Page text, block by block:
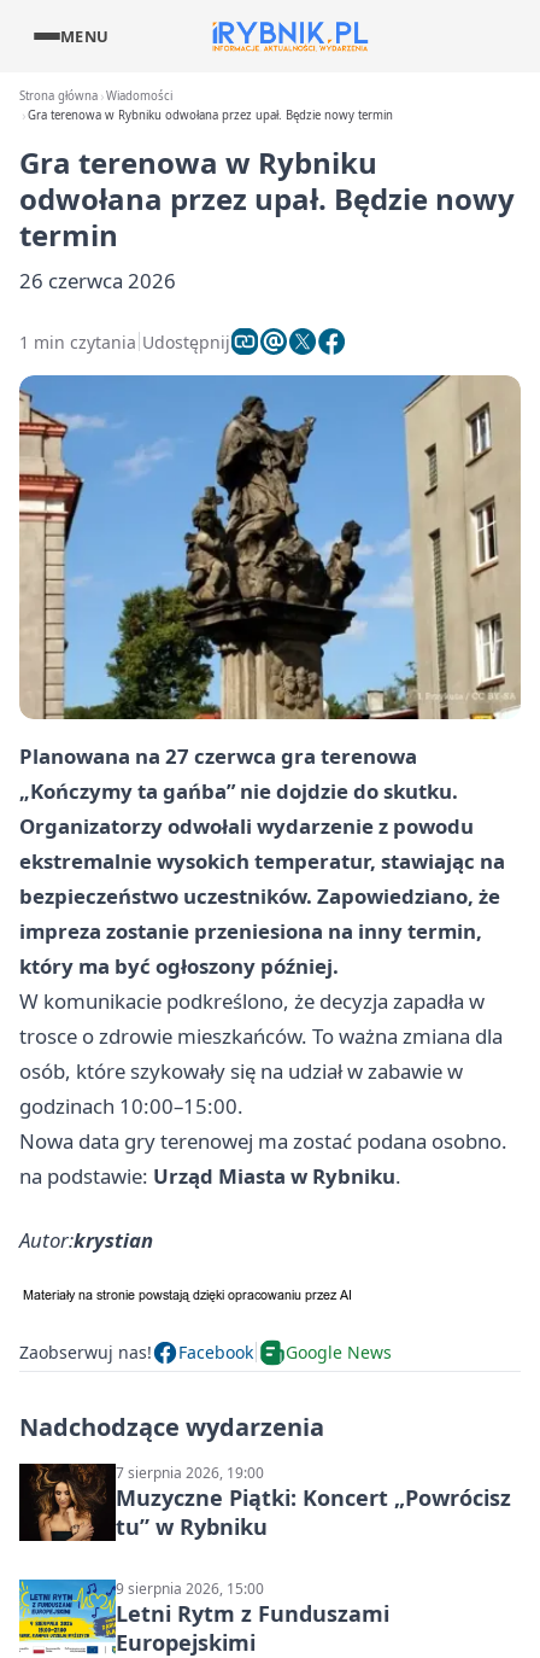
MENU
Strona główna Wiadomości
Gra terenowa w Rybniku odwołana przez upał. Będzie nowy termin
Gra terenowa w Rybniku
odwołana przez upał. Będzie nowy
termin
26 czerwca 2026
1 min czytania Udostępnij
Planowana na 27 czerwca gra terenowa
„Kończymy ta gańba” nie dojdzie do skutku.
Organizatorzy odwołali wydarzenie z powodu
ekstremalnie wysokich temperatur, stawiając na
bezpieczeństwo uczestników. Zapowiedziano, że
impreza zostanie przeniesiona na inny termin,
który ma być ogłoszony później.
W komunikacie podkreślono, że decyzja zapadła w
trosce o zdrowie mieszkańców. To ważna zmiana dla
osób, które szykowały się na udział w zabawie w
godzinach 10:00–15:00.
Nowa data gry terenowej ma zostać podana osobno.
na podstawie: Urząd Miasta w Rybniku.
Autor:krystian
Zaobserwuj nas! Facebook Google News
Nadchodzące wydarzenia
7 sierpnia 2026, 19:00
Muzyczne Piątki: Koncert „Powrócisz
tu” w Rybniku
9 sierpnia 2026, 15:00
Letni Rytm z Funduszami
Europejskimi